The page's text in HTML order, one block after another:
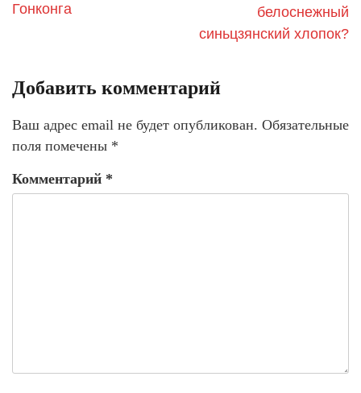
Гонконга
белоснежный
синьцзянский хлопок?
Добавить комментарий
Ваш адрес email не будет опубликован. Обязательные
поля помечены *
Комментарий *